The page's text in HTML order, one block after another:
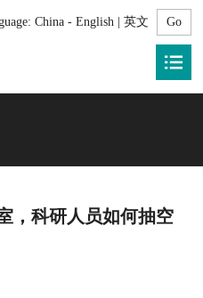
China - English | 英文
，科研人员如何抽空